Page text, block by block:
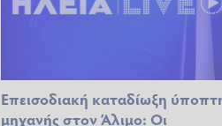
Επεισοδιακή καταδίωξη
μηχανής στον Άλιμο: Οι